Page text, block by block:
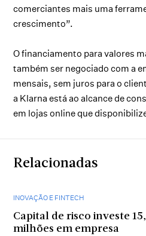
comerciantes mais uma
crescimento”.
O financiamento para valores
também ser negociado com a
mensais, sem juros para o
a Klarna está ao alcance de
em lojas online que
Relacionadas
INOVAÇÃO E FINTECH
Capital de risco investe
milhões em empresa